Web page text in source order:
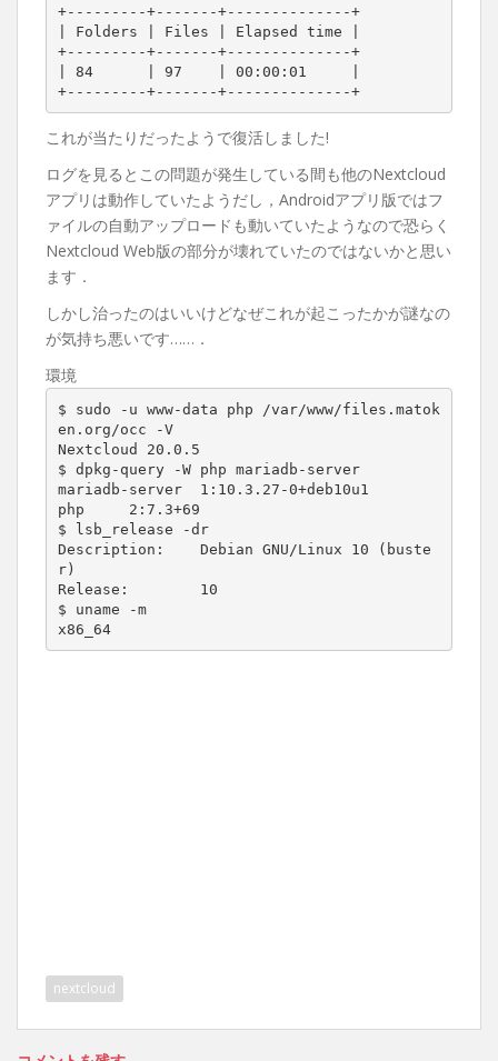
+---------+-------+--------------+
| Folders | Files | Elapsed time |
+---------+-------+--------------+
| 84      | 97    | 00:00:01     |
+---------+-------+--------------+
これが当たりだったようで復活しました!
ログを見るとこの問題が発生している間も他のNextcloud
アプリは動作していたようだし，Androidアプリ版ではフ
ァイルの自動アップロードも動いていたようなので恐らく
Nextcloud Web版の部分が壊れていたのではないかと思い
ます．
しかし治ったのはいいけどなぜこれが起こったかが謎なの
が気持ち悪いです……．
環境
$ sudo -u www-data php /var/www/files.matok
en.org/occ -V
Nextcloud 20.0.5
$ dpkg-query -W php mariadb-server
mariadb-server  1:10.3.27-0+deb10u1
php     2:7.3+69
$ lsb_release -dr
Description:    Debian GNU/Linux 10 (buste
r)
Release:        10
$ uname -m
x86_64
nextcloud